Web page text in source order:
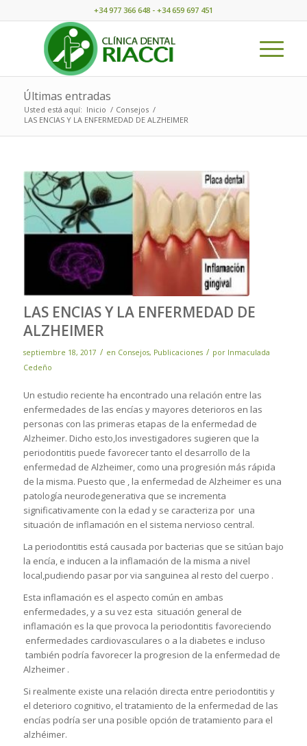
+34 977 366 648 - +34 659 697 451
Últimas entradas
Usted está aquí: Inicio / Consejos /
LAS ENCIAS Y LA ENFERMEDAD DE ALZHEIMER
LAS ENCIAS Y LA ENFERMEDAD DE
ALZHEIMER
septiembre 18, 2017 / en Consejos, Publicaciones / por Inmaculada
Cedeño
Un estudio reciente ha encontrado una relación entre las
enfermedades de las encías y mayores deterioros en las
personas con las primeras etapas de la enfermedad de
Alzheimer. Dicho esto,los investigadores sugieren que la
periodontitis puede favorecer tanto el desarrollo de la
enfermedad de Alzheimer, como una progresión más rápida
de la misma. Puesto que , la enfermedad de Alzheimer es una
patología neurodegenerativa que se incrementa
significativamente con la edad y se caracteriza por una
situación de inflamación en el sistema nervioso central.
La periodontitis está causada por bacterias que se sitúan bajo
la encía, e inducen a la inflamación de la misma a nivel
local,pudiendo pasar por via sanguinea al resto del cuerpo .
Esta inflamación es el aspecto común en ambas
enfermedades, y a su vez esta situación general de
inflamación es la que provoca la periodontitis favoreciendo
enfermedades cardiovasculares o a la diabetes e incluso
también podría favorecer la progresion de la enfermedad de
Alzheimer .
Si realmente existe una relación directa entre periodontitis y
el deterioro cognitivo, el tratamiento de la enfermedad de las
encías podría ser una posible opción de tratamiento para el
alzhéimer.